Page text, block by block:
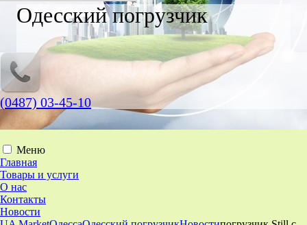
Одесский погрузчик
(0487) 03-45-10
Меню
Главная
Товары и услуги
О нас
Контакты
Новости